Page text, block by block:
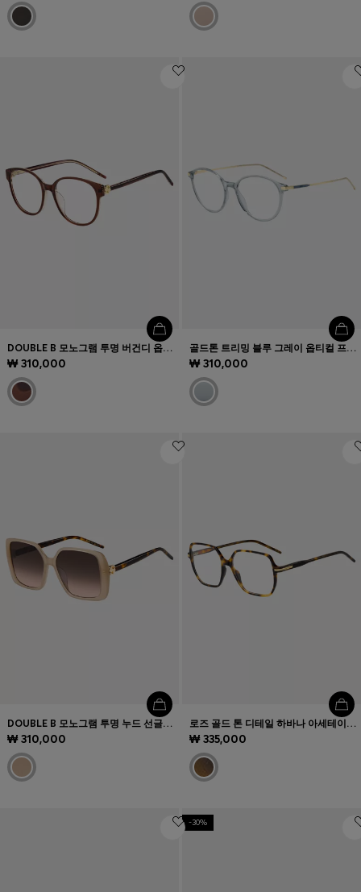
DOUBLE B 모노그램 투명 버건디 옵티컬 프레임
₩ 310,000
골드톤 트리밍 블루 그레이 옵티컬 프레임
₩ 310,000
DOUBLE B 모노그램 투명 누드 선글라스
₩ 310,000
로즈 골드 톤 디테일 하바나 아세테이트 옵티컬 프레임
₩ 335,000
-30%